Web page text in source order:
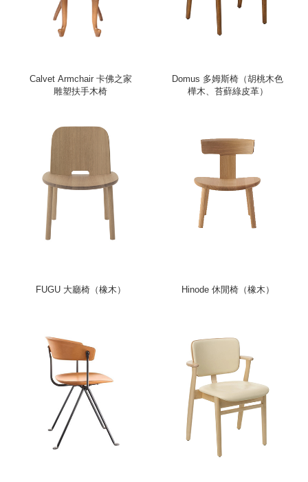
Calvet Armchair 卡佛之家
雕塑扶手木椅
Domus 多姆斯椅（胡桃木色
樺木、苔蘚綠皮革）
FUGU 大廳椅（橡木） Hinode 休閒椅（橡木）